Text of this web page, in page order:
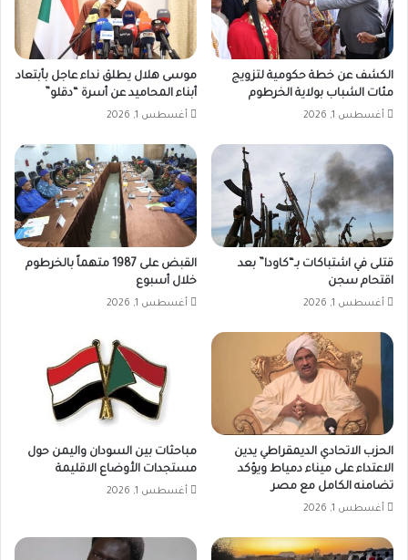
الكشف عن خطة حكومية لتزويج
مئات الشباب بولاية الخرطوم
أغسطس 1, 2026
موسى هلال يطلق نداء عاجل بأبتعاد
أبناء المحاميد عن أسرة “دقلو”
أغسطس 1, 2026
قتلى في اشتباكات بـ“كاودا” بعد
اقتحام سجن
أغسطس 1, 2026
القبض على 1987 متهماً بالخرطوم
خلال أسبوع
أغسطس 1, 2026
الحزب الاتحادي الديمقراطي يدين
الاعتداء على ميناء دمياط ويؤكد
تضامنه الكامل مع مصر
أغسطس 1, 2026
مباحثات بين السودان واليمن حول
مستجدات الأوضاع الاقليمة
أغسطس 1, 2026